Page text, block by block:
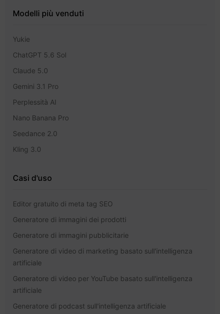
Modelli più venduti
Yukie
ChatGPT 5.6 Sol
Claude 5.0
Gemini 3.1 Pro
Perplessità AI
Nano Banana Pro
Seedance 2.0
Kling 3.0
Casi d'uso
Editor gratuito di meta tag SEO
Generatore di immagini dei prodotti
Generatore di immagini pubblicitarie
Generatore di video di marketing basato sull'intelligenza
artificiale
Generatore di video per YouTube basato sull'intelligenza
artificiale
Generatore di podcast sull'intelligenza artificiale